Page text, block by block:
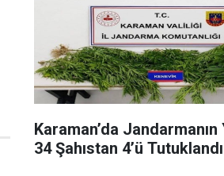
Karaman’da Jandarmanın
34 Şahıstan 4’ü Tutuklandı